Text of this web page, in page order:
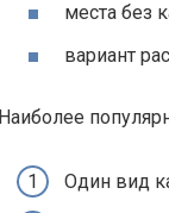
места без
вариант
Наиболее
Один вид